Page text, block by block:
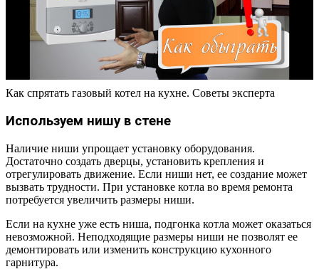
Как спрятать газовый котел на кухне. Советы эксперта
Используем нишу в стене
Наличие ниши упрощает установку оборудования.
Достаточно создать дверцы, установить крепления и
отрегулировать движение. Если ниши нет, ее создание может
вызвать трудности. При установке котла во время ремонта
потребуется увеличить размеры ниши.
Если на кухне уже есть ниша, подгонка котла может оказаться
невозможной. Неподходящие размеры ниши не позволят ее
демонтировать или изменить конструкцию кухонного
гарнитура.